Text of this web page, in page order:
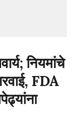
नियमांचे
FDA